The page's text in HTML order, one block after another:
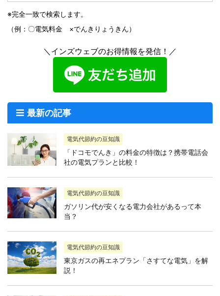
※完全一致で検索します。
（例：〇電気料金 ×でんきりょうきん）
＼インズウェブのお得情報を発信！／
最新の記事
電気代節約の豆知識
「ドコモでんき」の料金の特徴は？携帯電話会
社の電気プランと比較！
電気代節約の豆知識
ガソリン代が安くなる電力会社があるって本
当？
電気代節約の豆知識
東京ガスの再エネプラン「さすてな電気」を解
説！